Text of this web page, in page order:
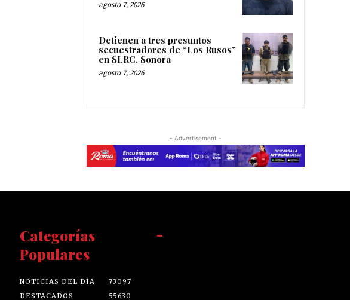
agosto 7, 2026
Detienen a tres presuntos
secuestradores de “Los Rusos”
en SLRC, Sonora
agosto 7, 2026
- Advertisement -
Categorías
Populares
NOTICIAS DEL DÍA
73097
DESTACADOS
55630
-